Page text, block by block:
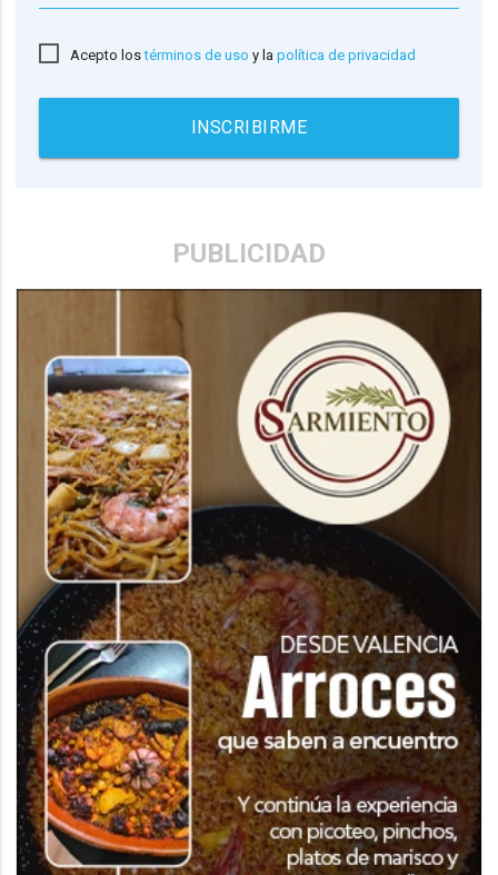
Acepto lostérminos de uso y lapolítica de privacidad
INSCRIBIRME
PUBLICIDAD